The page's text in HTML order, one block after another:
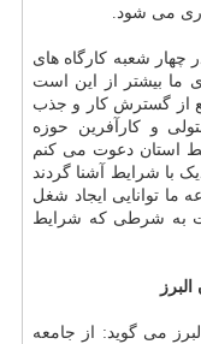
می شود.
می افزاید: هم اکنون ۱۲۸ نفر در چهار شعبه کارگاه های
ما بیشتر از این است
از گسترش کار و جذب
و کارآفرین حوزه
استان دعوت می کنم
با شرایط آشنا گردند
ما توانایی ایجاد شغل
به شرطی که شرایط
می گوید: از جامعه